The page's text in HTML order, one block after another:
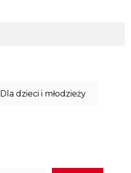
Dla dzieci i młodzieży